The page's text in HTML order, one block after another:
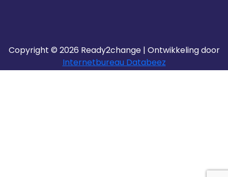
Copyright © 2026 Ready2change | Ontwikkeling door
Internetbureau Databeez